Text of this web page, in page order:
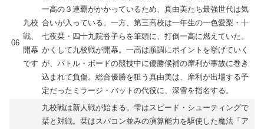
06
九校
戦、
開幕
です
一高の３連覇がかかっているため、真由美たち最強世代は気
合いが入っている。一方、第三高校は一年生の一色愛梨・十
七夜栞・四十九院沓子らを筆頭に、打倒一高に燃えていた。
かくして九校戦が開幕。一高は順調にポイントを挙げていく
が、バトル・ボードの競技中に優勝候補の摩利が事故に巻き
込まれて負傷。総合優勝を狙う真由美は、摩利が出場する予
定だったミラージ・バットの代役に、深雪を指名する。
九校戦は新人戦が始まる。雫はスピード・シューティングで
栞と対戦。栞はスパコン並みの演算能力を駆使した魔法「ア